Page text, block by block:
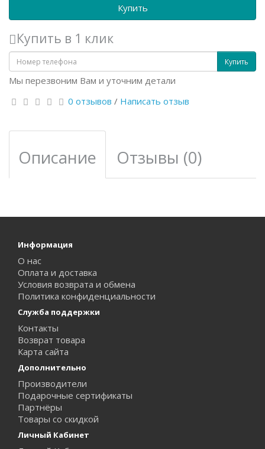
Купить
Купить в 1 клик
Купить
Мы перезвоним Вам и уточним детали
0 отзывов / Написать отзыв
Описание Отзывы (0)
Информация
О нас
Оплата и доставка
Условия возврата и обмена
Политика конфиденциальности
Служба поддержки
Контакты
Возврат товара
Карта сайта
Дополнительно
Производители
Подарочные сертификаты
Партнёры
Товары со скидкой
Личный Кабинет